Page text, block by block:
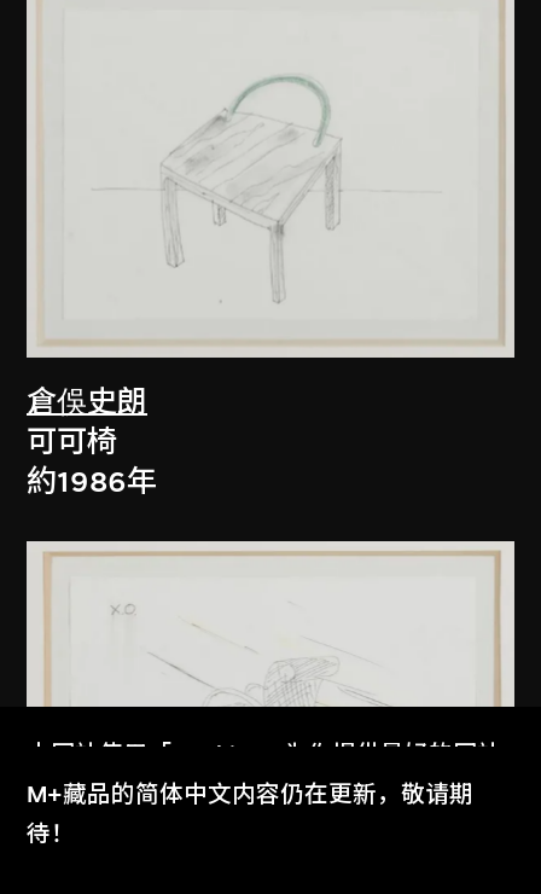
倉俁史朗
可可椅
約1986年
本网站使用「Cookies」为你提供最好的网站
体验。
了解更多
M+藏品的简体中文内容仍在更新，敬请期
待！